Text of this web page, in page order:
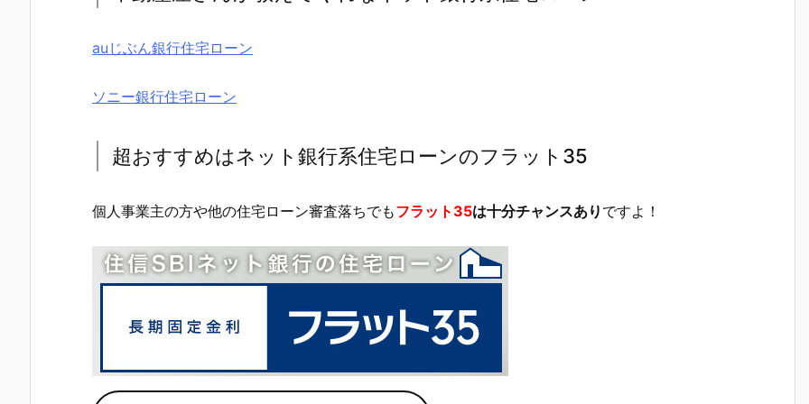
auじぶん銀行住宅ローン
ソニー銀行住宅ローン
超おすすめはネット銀行系住宅ローンのフラット35
個人事業主の方や他の住宅ローン審査落ちでもフラット35は十分チャンスあり ですよ！